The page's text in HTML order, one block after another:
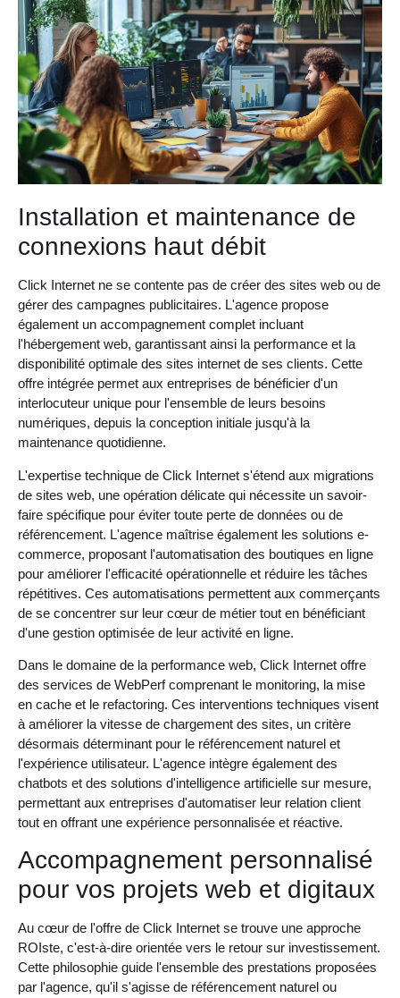
Installation et maintenance de
connexions haut débit
Click Internet ne se contente pas de créer des sites web ou de
gérer des campagnes publicitaires. L'agence propose
également un accompagnement complet incluant
l'hébergement web, garantissant ainsi la performance et la
disponibilité optimale des sites internet de ses clients. Cette
offre intégrée permet aux entreprises de bénéficier d'un
interlocuteur unique pour l'ensemble de leurs besoins
numériques, depuis la conception initiale jusqu'à la
maintenance quotidienne.
L'expertise technique de Click Internet s'étend aux migrations
de sites web, une opération délicate qui nécessite un savoir-
faire spécifique pour éviter toute perte de données ou de
référencement. L'agence maîtrise également les solutions e-
commerce, proposant l'automatisation des boutiques en ligne
pour améliorer l'efficacité opérationnelle et réduire les tâches
répétitives. Ces automatisations permettent aux commerçants
de se concentrer sur leur cœur de métier tout en bénéficiant
d'une gestion optimisée de leur activité en ligne.
Dans le domaine de la performance web, Click Internet offre
des services de WebPerf comprenant le monitoring, la mise
en cache et le refactoring. Ces interventions techniques visent
à améliorer la vitesse de chargement des sites, un critère
désormais déterminant pour le référencement naturel et
l'expérience utilisateur. L'agence intègre également des
chatbots et des solutions d'intelligence artificielle sur mesure,
permettant aux entreprises d'automatiser leur relation client
tout en offrant une expérience personnalisée et réactive.
Accompagnement personnalisé
pour vos projets web et digitaux
Au cœur de l'offre de Click Internet se trouve une approche
ROIste, c'est-à-dire orientée vers le retour sur investissement.
Cette philosophie guide l'ensemble des prestations proposées
par l'agence, qu'il s'agisse de référencement naturel ou